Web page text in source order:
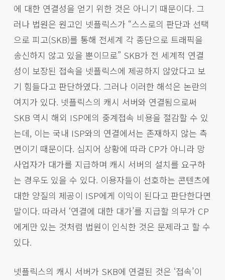
에 대한 연결성을 얻기 위한 것은 아니기 때문이다. 그
러나 법원은 원고인 넷플릭스가 “스스로의 판단과 선택
으로 피고(SKB)를 통해 전세계 각 종단으로 트래픽을
송신하지 않고 있을 뿐이므로” SKB가 전 세계적 연결
성이 보장된 접속을 넷플릭스에 제공하지 않았다고 보
기 힘들다고 판단하였다. 그러나 이러한 해석은 논란의
여지가 있다. 넷플릭스의 캐시 서버와 연결됨으로써
SKB 역시 해외 ISP에의 중계접속 비용을 절감할 수 있
는데, 이는 국내 ISP와의 연결에서는 존재하지 않는 측
면이기 때문이다. 심지어 상황에 따라 CP가 아니라 망
사업자가 대가를 지급하며 캐시 서버의 설치를 요구하
는 경우도 있을 수 있다. 이용자들이 선호하는 콘텐츠에
대한 양질의 제공이 ISP에게 이익이 된다고 판단한다면
말이다. 따라서 ‘연결에 대한 대가’를 지급할 의무가 CP
에게만 있는 것처럼 법원이 인식한 것은 문제라고 할 수
있다.
넷플릭스의 캐시 서버가 SKB에 연결된 것은 ‘접속’이